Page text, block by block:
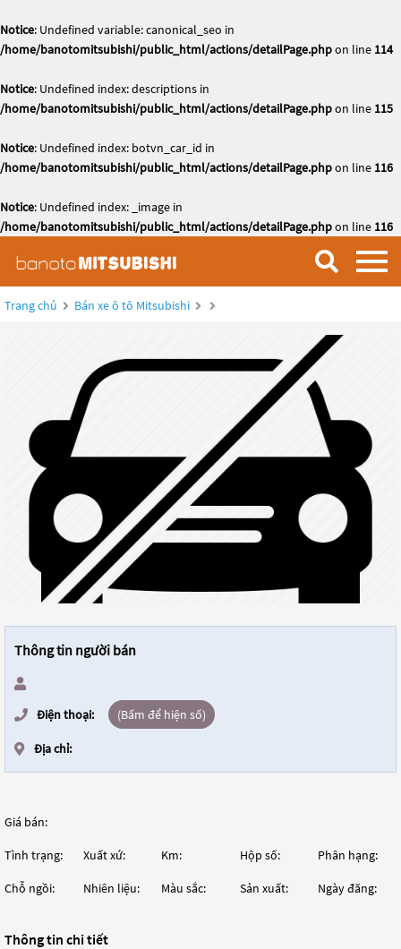
Notice: Undefined variable: canonical_seo in
/home/banotomitsubishi/public_html/actions/detailPage.phpon line 114
Notice: Undefined index: descriptions in
/home/banotomitsubishi/public_html/actions/detailPage.phpon line 115
Notice: Undefined index: botvn_car_id in
/home/banotomitsubishi/public_html/actions/detailPage.phpon line 116
Notice: Undefined index: _image in
/home/banotomitsubishi/public_html/actions/detailPage.phpon line 116
Trang chủ Bán xe ô tô Mitsubishi
Thông tin người bán
Điện thoại: (Bấm để hiện số)
Địa chỉ:
Giá bán:
Tình trạng: Xuất xứ: Km: Hộp số: Phân hạng:
Chỗ ngồi: Nhiên liệu: Màu sắc: Sản xuất: Ngày đăng:
Thông tin chi tiết